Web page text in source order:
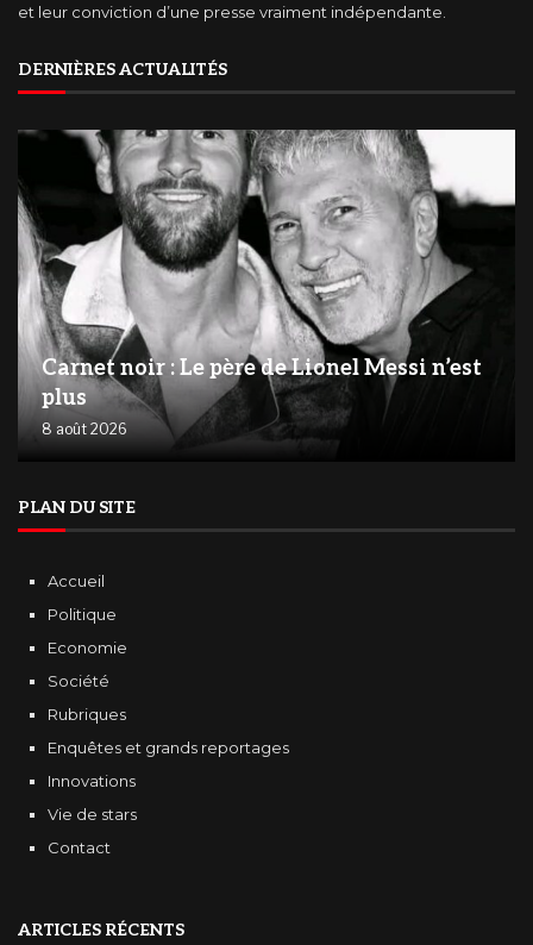
et leur conviction d’une presse vraiment indépendante.
DERNIÈRES ACTUALITÉS
Carnet noir : Le père de Lionel Messi n’est
plus
8 août 2026
PLAN DU SITE
Accueil
Politique
Economie
Société
Rubriques
Enquêtes et grands reportages
Innovations
Vie de stars
Contact
ARTICLES RÉCENTS